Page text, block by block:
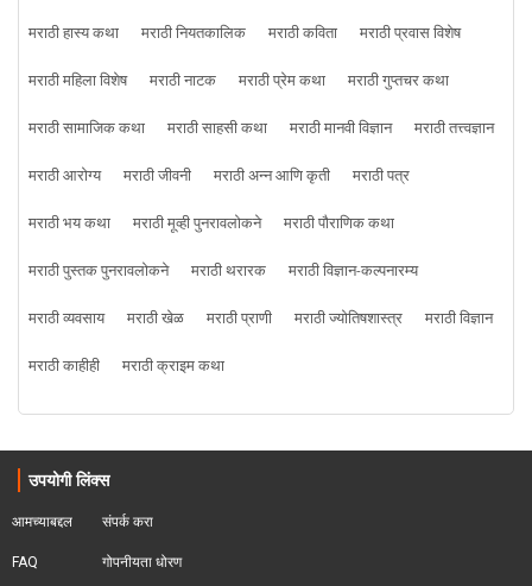
मराठी हास्य कथा
मराठी नियतकालिक मराठी कविता
मराठी प्रवास विशेष
मराठी महिला विशेष
मराठी नाटक मराठी प्रेम कथा
मराठी गुप्तचर कथा
मराठी सामाजिक कथा
मराठी साहसी कथा मराठी मानवी विज्ञान
मराठी तत्त्वज्ञान
मराठी आरोग्य
मराठी जीवनी मराठी अन्न आणि कृती
मराठी पत्र
मराठी भय कथा
मराठी मूव्ही पुनरावलोकने
मराठी पौराणिक कथा
मराठी पुस्तक पुनरावलोकने
मराठी थरारक
मराठी विज्ञान-कल्पनारम्य
मराठी व्यवसाय
मराठी खेळ मराठी प्राणी मराठी ज्योतिषशास्त्र
मराठी विज्ञान
मराठी काहीही
मराठी क्राइम कथा
उपयोगी लिंक्स
आमच्याबद्दल
FAQ
संपर्क करा
गोपनीयता धोरण